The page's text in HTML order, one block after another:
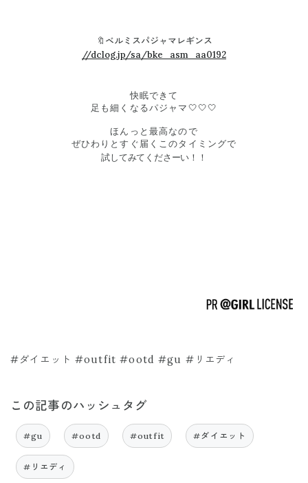
🔖ベルミスパジャマレギンス
//dclog.jp/sa/bke_asm_aa0192
快眠できて
足も細くなるパジャマ🤍🤍🤍
ほんっと最高なので
ぜひわりとすぐ届くこのタイミングで
試してみてくださーい！！
#ダイエット #outfit #ootd #gu #リエディ
この記事のハッシュタグ
#gu #ootd #outfit #ダイエット
#リエディ